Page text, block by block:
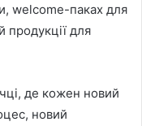
welcome-паках для
продукції для
де кожен новий
новий